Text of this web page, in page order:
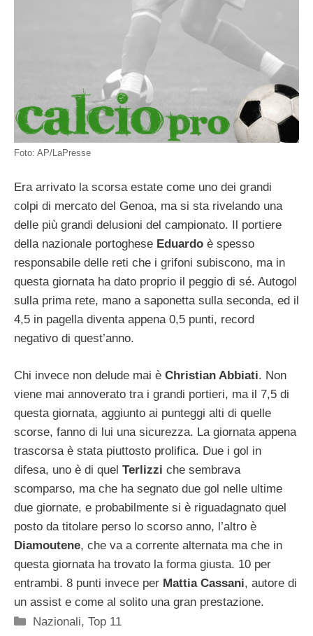
Foto: AP/LaPresse
Era arrivato la scorsa estate come uno dei grandi
colpi di mercato del Genoa, ma si sta rivelando una
delle più grandi delusioni del campionato. Il portiere
della nazionale portoghese Eduardo è spesso
responsabile delle reti che i grifoni subiscono, ma in
questa giornata ha dato proprio il peggio di sé. Autogol
sulla prima rete, mano a saponetta sulla seconda, ed il
4,5 in pagella diventa appena 0,5 punti, record
negativo di quest’anno.
Chi invece non delude mai è Christian Abbiati. Non
viene mai annoverato tra i grandi portieri, ma il 7,5 di
questa giornata, aggiunto ai punteggi alti di quelle
scorse, fanno di lui una sicurezza. La giornata appena
trascorsa è stata piuttosto prolifica. Due i gol in
difesa, uno è di quel Terlizzi che sembrava
scomparso, ma che ha segnato due gol nelle ultime
due giornate, e probabilmente si è riguadagnato quel
posto da titolare perso lo scorso anno, l’altro è
Diamoutene, che va a corrente alternata ma che in
questa giornata ha trovato la forma giusta. 10 per
entrambi. 8 punti invece per Mattia Cassani, autore di
un assist e come al solito una gran prestazione.
Categorie
Nazionali,Top 11